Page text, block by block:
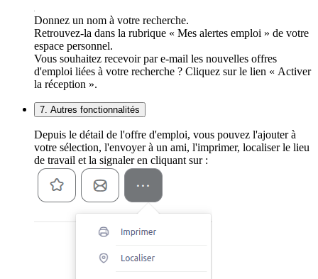
Donnez un nom à votre recherche.
Retrouvez-la dans la rubrique « Mes alertes emploi » de votre
espace personnel.
Vous souhaitez recevoir par e-mail les nouvelles offres
d'emploi liées à votre recherche ? Cliquez sur le lien « Activer
la réception ».
7. Autres fonctionnalités
Depuis le détail de l'offre d'emploi, vous pouvez l'ajouter à
votre sélection, l'envoyer à un ami, l'imprimer, localiser le lieu
de travail et la signaler en cliquant sur :